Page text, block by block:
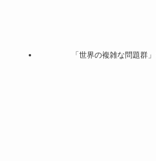
「世界の複雑な問題群